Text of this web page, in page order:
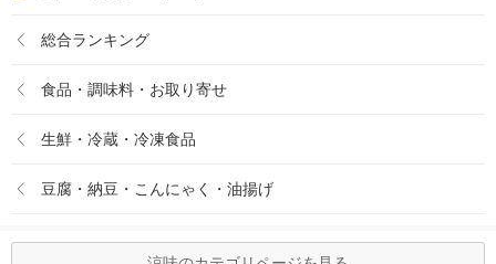
総合ランキング
食品・調味料・お取り寄せ
生鮮・冷蔵・冷凍食品
豆腐・納豆・こんにゃく・油揚げ